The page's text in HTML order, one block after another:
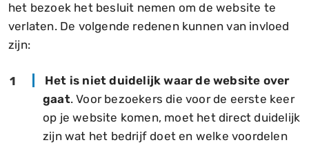
het bezoek het besluit nemen om de website te
verlaten. De volgende redenen kunnen van invloed
zijn:
Het is niet duidelijk waar de website over
gaat. Voor bezoekers die voor de eerste keer
op je website komen, moet het direct duidelijk
zijn wat het bedrijf doet en welke voordelen